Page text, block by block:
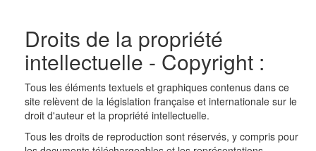
Droits de la propriété
intellectuelle - Copyright :
Tous les éléments textuels et graphiques contenus dans ce
site relèvent de la législation française et internationale sur le
droit d'auteur et la propriété intellectuelle.
Tous les droits de reproduction sont réservés, y compris pour